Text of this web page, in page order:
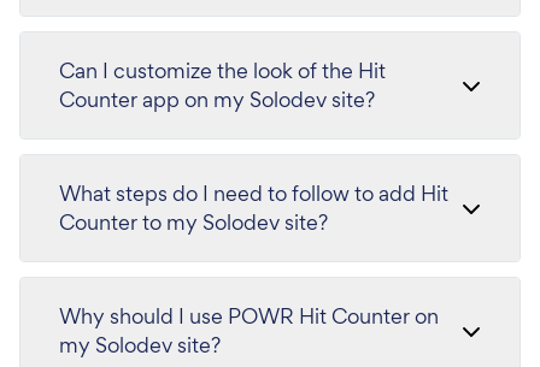
Can I customize the look of the Hit
Counter app on my Solodev site?
What steps do I need to follow to add Hit
Counter to my Solodev site?
Why should I use POWR Hit Counter on
my Solodev site?